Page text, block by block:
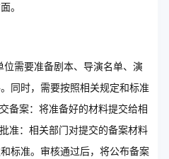
。
位需要准备剧本、导演名单、演
同时，需要按照相关规定和标准
备案：将准备好的材料提交给相
准：相关部门对提交的备案材料
标准。审核通过后，将公布备案